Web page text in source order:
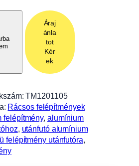
Áraj
ánla
tot
Kér
ek
TM1201105
Rácsos felépítmények
felépítmény, alumínium
, utánfutó alumínium
felépítmény utánfutóra